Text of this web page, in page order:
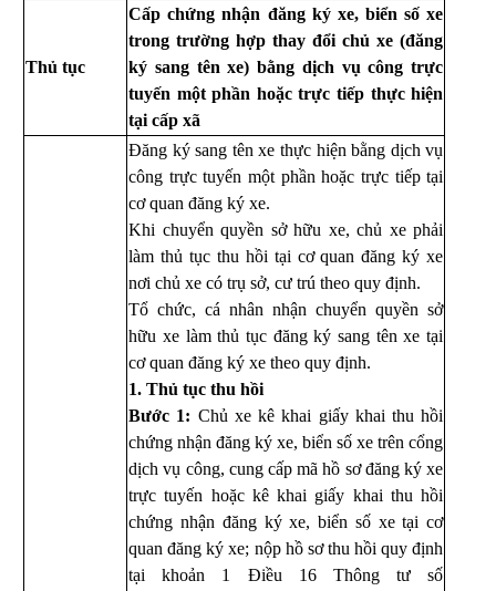
Thủ tục
Cấp chứng nhận đăng ký xe, biển số xe
trong trường hợp thay đổi chủ xe (đăng
ký sang tên xe) bằng dịch vụ công trực
tuyến một phần hoặc trực tiếp thực hiện
tại cấp xã
Đăng ký sang tên xe thực hiện bằng dịch vụ
công trực tuyến một phần hoặc trực tiếp tại
cơ quan đăng ký xe.
Khi chuyển quyền sở hữu xe, chủ xe phải
làm thủ tục thu hồi tại cơ quan đăng ký xe
nơi chủ xe có trụ sở, cư trú theo quy định.
Tổ chức, cá nhân nhận chuyển quyền sở
hữu xe làm thủ tục đăng ký sang tên xe tại
cơ quan đăng ký xe theo quy định.
1. Thủ tục thu hồi
Bước 1: Chủ xe kê khai giấy khai thu hồi
chứng nhận đăng ký xe, biển số xe trên cổng
dịch vụ công, cung cấp mã hồ sơ đăng ký xe
trực tuyến hoặc kê khai giấy khai thu hồi
chứng nhận đăng ký xe, biển số xe tại cơ
quan đăng ký xe; nộp hồ sơ thu hồi quy định
tại khoản 1 Điều 16 Thông tư số